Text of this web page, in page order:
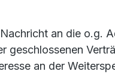
an die o.g.
an der